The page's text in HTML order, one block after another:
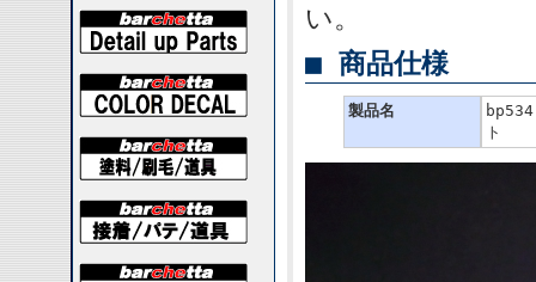
い。
■ 商品仕様
製品名
ト